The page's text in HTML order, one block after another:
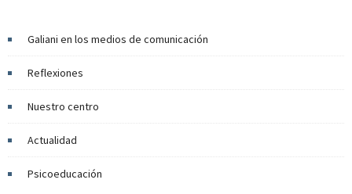
Galiani en los medios de comunicación
Reflexiones
Nuestro centro
Actualidad
Psicoeducación